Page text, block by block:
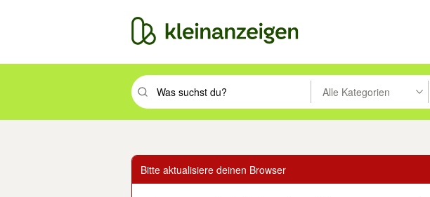
Suchbegriff eingeben. Eingabetaste drücken um zu suchen, oder
Alle Kategorien
Bitte aktualisiere deinen Browser